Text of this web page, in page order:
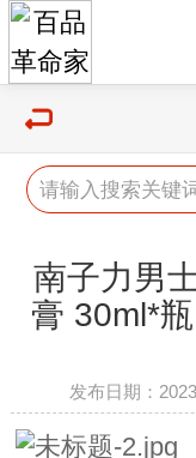
南子力男
膏 30ml*
发布日期：